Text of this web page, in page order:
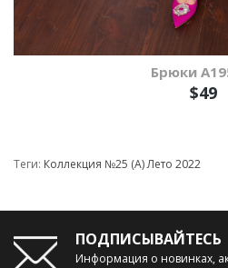
Брюки
$49
Теги: Коллекция №25 (А) Лето 2022
ПОДПИСЫВАЙТЕСЬ
Информация о новинках,